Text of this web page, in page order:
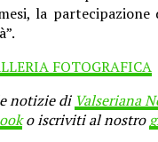
la partecipazione
FOTOGRAFICA
notizie di Valseriana
o iscriviti al nostro